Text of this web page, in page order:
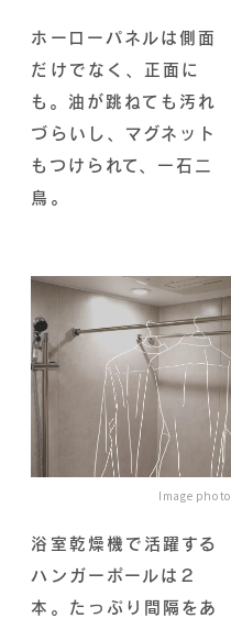
ホーローパネルは側面
だけでなく、正面に
も。油が跳ねても汚れ
づらいし、マグネット
もつけられて、一石二
鳥。
Image photo
浴室乾燥機で活躍する
ハンガーポールは２
本。たっぷり間隔をあ